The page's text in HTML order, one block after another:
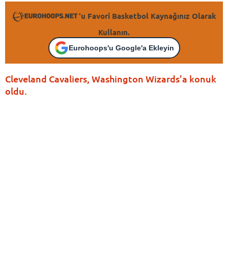
'u Favori Basketbol Kaynağınız Olarak
Kullanın.
Eurohoops'u Google'a Ekleyin
Cleveland Cavaliers, Washington Wizards’a konuk
oldu.